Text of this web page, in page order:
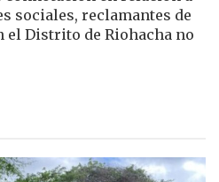
sociales, reclamantes de
el Distrito de Riohacha no